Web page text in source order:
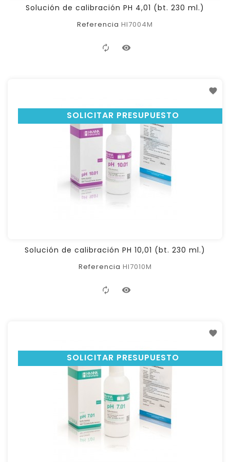
Solución de calibración PH 4,01 (bt. 230 ml.)
Referencia HI7004M
SOLICITAR PRESUPUESTO
Solución de calibración PH 10,01 (bt. 230 ml.)
Referencia HI7010M
SOLICITAR PRESUPUESTO